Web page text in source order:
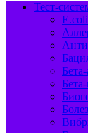
Тест-